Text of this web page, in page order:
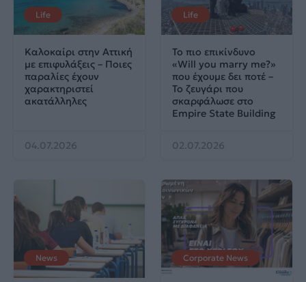
Life
Καλοκαίρι στην Αττική
με επιφυλάξεις – Ποιες
παραλίες έχουν
χαρακτηριστεί
ακατάλληλες
04.07.2026
Life
Το πιο επικίνδυνο
«Will you marry me?»
που έχουμε δει ποτέ –
Το ζευγάρι που
σκαρφάλωσε στο
Empire State Building
02.07.2026
News Corporate News